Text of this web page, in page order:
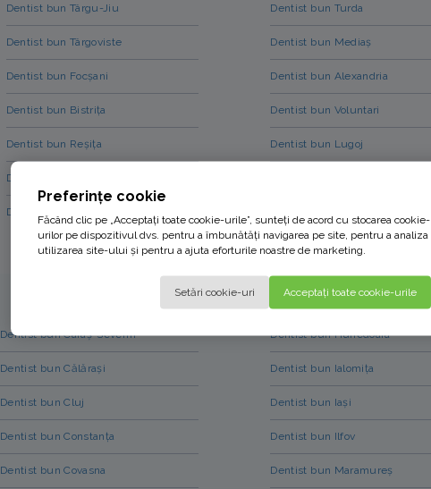
Dentist bun Târgu-Jiu
Dentist bun Târgoviste
Dentist bun Focșani
Dentist bun Bistrița
Dentist bun Reșița
Dentist bun Municipiul Tulcea
Dentist bun Slatina
Dentist bun Turda
Dentist bun Mediaș
Dentist bun Alexandria
Dentist bun Voluntari
Dentist bun Lugoj
Dentist bun Caraș-Severin
Dentist bun Călărași
Dentist bun Cluj
Dentist bun Constanța
Dentist bun Covasna
Dentist bun Hunedoara
Dentist bun Ialomița
Dentist bun Iași
Dentist bun Ilfov
Dentist bun Maramureș
Preferințe cookie
Făcând clic pe „Acceptați toate cookie-urile”, sunteți de acord cu stocarea cookie-
urilor pe dispozitivul dvs. pentru a îmbunătăți navigarea pe site, pentru a analiza
utilizarea site-ului și pentru a ajuta eforturile noastre de marketing.
Setări cookie-uri Acceptați toate cookie-urile